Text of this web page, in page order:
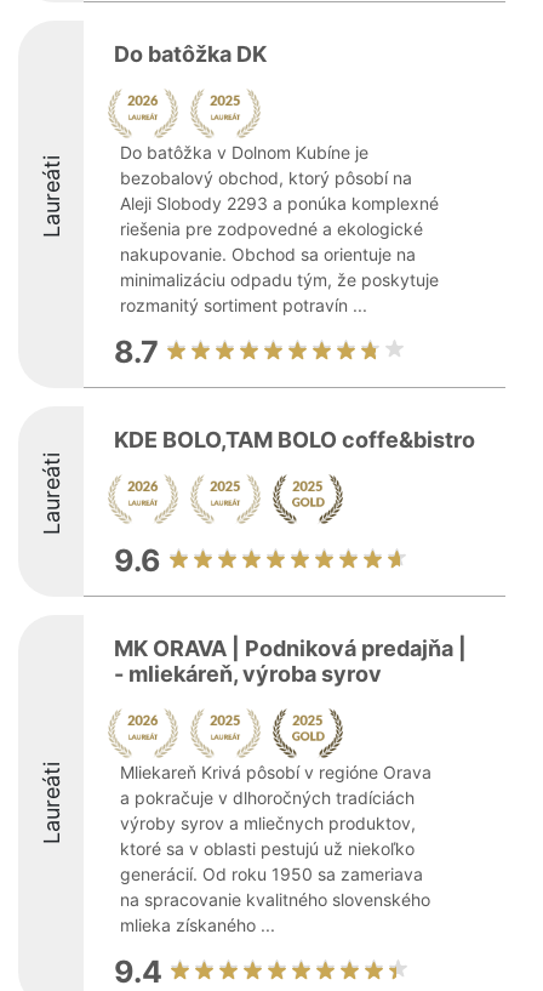
Laureáti
Do batôžka DK
Do batôžka v Dolnom Kubíne je
bezobalový obchod, ktorý pôsobí na
Aleji Slobody 2293 a ponúka komplexné
riešenia pre zodpovedné a ekologické
nakupovanie. Obchod sa orientuje na
minimalizáciu odpadu tým, že poskytuje
rozmanitý sortiment potravín ...
8.7
Laureáti
KDE BOLO,TAM BOLO coffe&bistro
9.6
Laureáti
MK ORAVA | Podniková predajňa |
- mliekáreň, výroba syrov
Mliekareň Krivá pôsobí v regióne Orava
a pokračuje v dlhoročných tradíciách
výroby syrov a mliečnych produktov,
ktoré sa v oblasti pestujú už niekoľko
generácií. Od roku 1950 sa zameriava
na spracovanie kvalitného slovenského
mlieka získaného ...
9.4